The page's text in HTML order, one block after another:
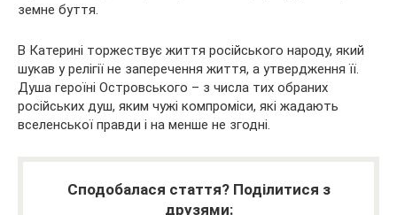
земне буття.
В Катерині торжествує життя російського народу, який
шукав у релігії не заперечення життя, а утвердження її.
Душа героїні Островського – з числа тих обраних
російських душ, яким чужі компроміси, які жадають
вселенської правди і на менше не згодні.
Сподобалася стаття? Поділитися з
друзями: